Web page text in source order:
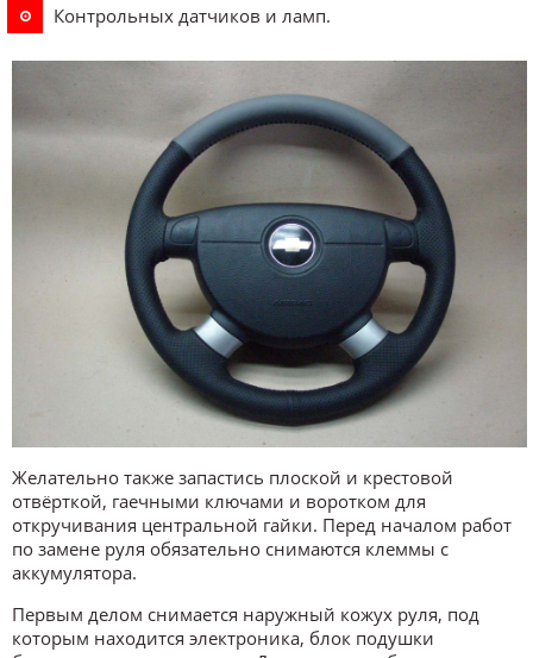
Контрольных датчиков и ламп.
Желательно также запастись плоской и крестовой
отвёрткой, гаечными ключами и воротком для
откручивания центральной гайки. Перед началом работ
по замене руля обязательно снимаются клеммы с
аккумулятора.
Первым делом снимается наружный кожух руля, под
которым находится электроника, блок подушки